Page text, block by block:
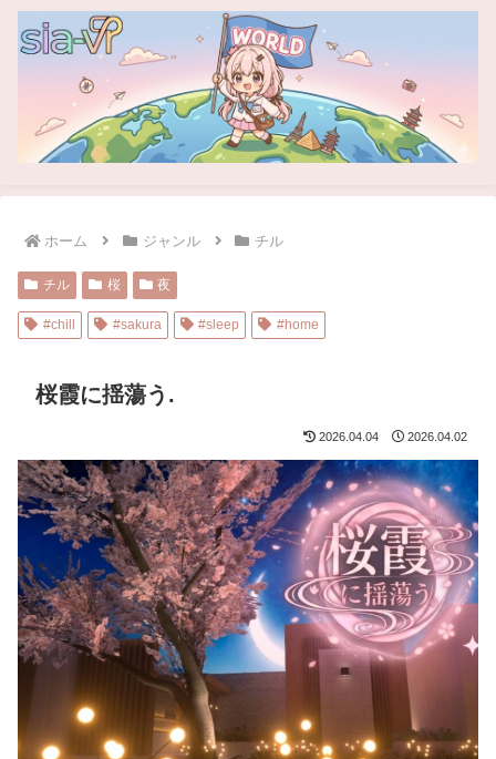
ホーム ジャンル チル
チル 桜 夜
#chill #sakura #sleep #home
桜霞に揺蕩う.
2026.04.04 2026.04.02